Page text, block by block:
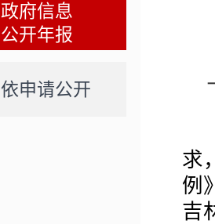
政府信息
公开年报
依申请公开
求
例
吉